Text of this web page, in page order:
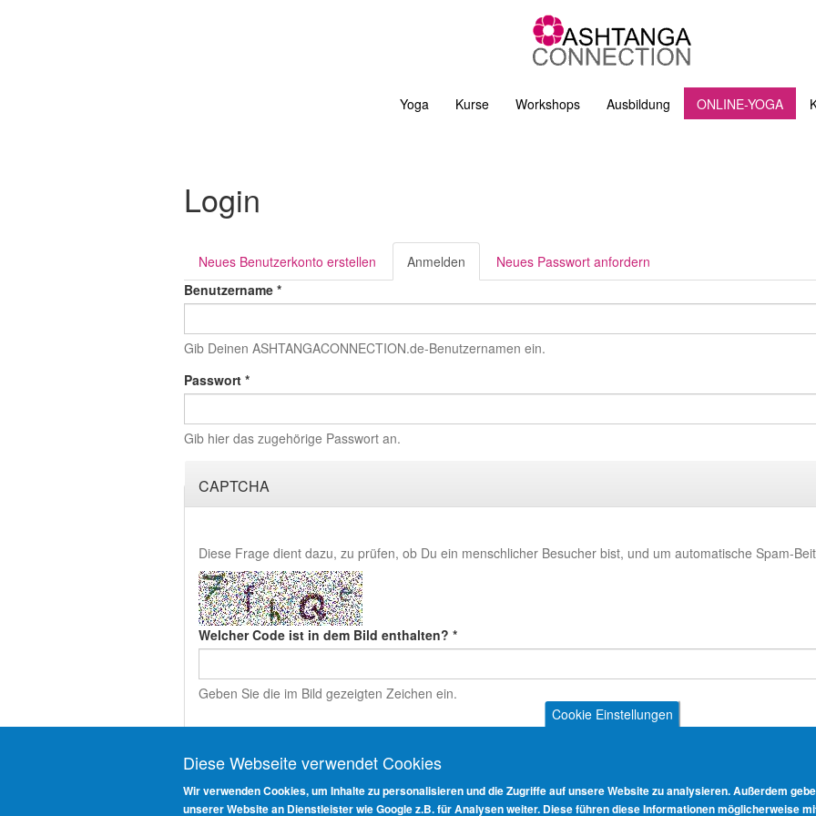
Yoga Kurse Workshops Ausbildung ONLINE-YOGA
Login
Haupt-Reiter
Neues Benutzerkonto erstellen Anmelden (aktiver
Reiter)
Neues Passwort anfordern
Benutzername *
Gib Deinen ASHTANGACONNECTION.de-Benutzernamen ein.
Passwort *
Gib hier das zugehörige Passwort an.
CAPTCHA
Diese Frage dient dazu, zu prüfen, ob Du ein menschlicher Besucher bist, und um automatische Spam-
Welcher Code ist in dem Bild enthalten? *
Geben Sie die im Bild gezeigten Zeichen ein.
Anmelden
Cookie Einstellungen
Diese Webseite verwendet Cookies
Wir verwenden Cookies, um Inhalte zu personalisieren und die Zugriffe auf unsere Website zu analysieren. Außerdem
unserer Website an Dienstleister wie Google z.B. für Analysen weiter. Diese führen diese Informationen möglicherweise